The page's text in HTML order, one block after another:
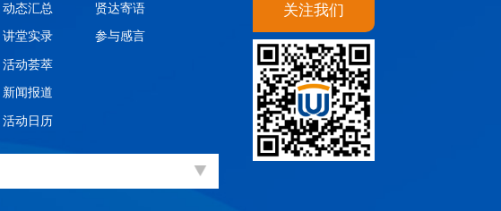
动态汇总
讲堂实录
活动荟萃
新闻报道
活动日历
贤达寄语
参与感言
关注我们